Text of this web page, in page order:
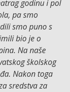
godinu i pol
pa smo
smo puno s
bio je o
Na naše
školskog
Nakon toga
sredstva za